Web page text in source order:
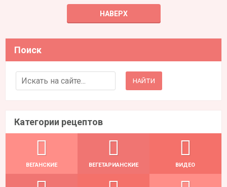
НАВЕРХ
Поиск
Search for:
Категории рецептов
ВЕГАНСКИЕ ВЕГЕТАРИАНСКИЕ ВИДЕО